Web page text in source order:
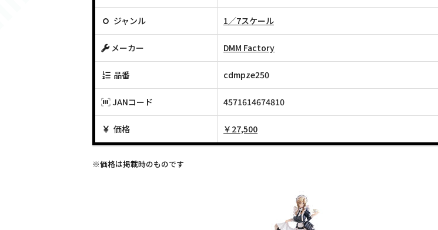
ジャンル 1／7スケール
メーカー DMM Factory
品番 cdmpze250
JANコード 4571614674810
価格 ￥27,500
※価格は掲載時のものです